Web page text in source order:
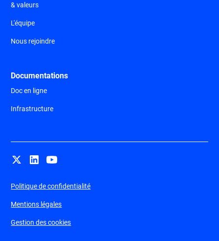
& valeurs
L'équipe
Nous rejoindre
Documentations
Doc en ligne
Infrastructure
Politique de confidentialité
Mentions légales
Gestion des cookies